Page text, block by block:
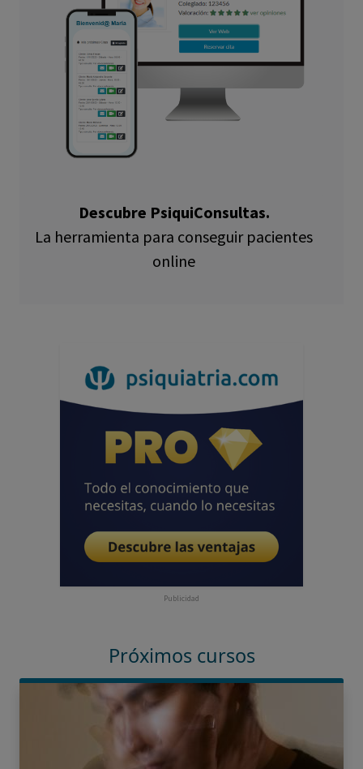
Descubre PsiquiConsultas.
La herramienta para conseguir pacientes
online
Publicidad
Próximos cursos